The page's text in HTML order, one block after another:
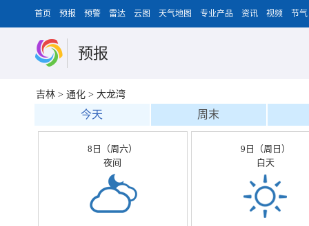
首页 预报 预警 雷达 云图 天气地图 专业产品 资讯 视频 节气
预报
吉林 > 通化 > 大龙湾
今天 周末
8日（周六）
夜间
9日（周日）
白天